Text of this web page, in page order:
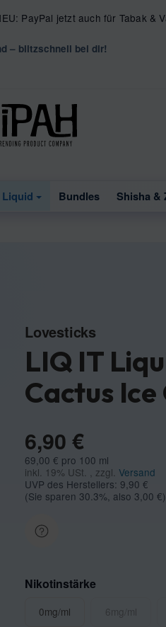
PayPal jetzt auch für Tabak &
– blitzschnell bei dir!
Liquid Bundles Shisha &
Lovesticks
LIQ IT
Cactus Ice
6,90 €
69,00 € pro 100 ml
inkl. 19% USt. , zzgl. Versand
UVP des Herstellers: 9,90 €
(Sie sparen 30.3%, also 3,00 €)
Nikotinstärke
0mg/ml 6mg/ml6mg/ml